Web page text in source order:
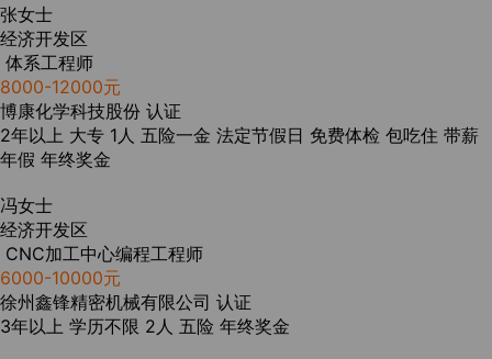
张女士
经济开发区
体系工程师
8000-12000元
博康化学科技股份 认证
2年以上 大专 1人 五险一金 法定节假日 免费体检 包吃住 带薪
年假 年终奖金
冯女士
经济开发区
CNC加工中心编程工程师
6000-10000元
徐州鑫锋精密机械有限公司 认证
3年以上 学历不限 2人 五险 年终奖金